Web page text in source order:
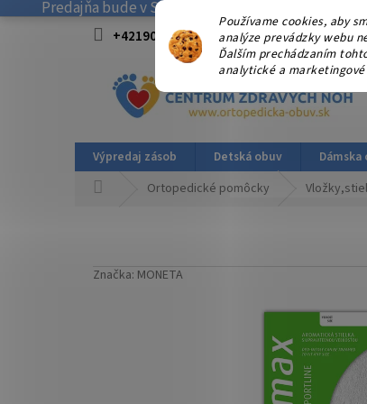
Používame cookies, aby
analýze prevádzky webu
Ďalším prechádzaním
analytické a
Predajňa bude v SOBOTU 08.08.2026
+421908915827 od 15:00-17:00 hod.
Výpredaj zásob Detská obuv Dámska
Ortopedické pomôcky
Značka: MONETA